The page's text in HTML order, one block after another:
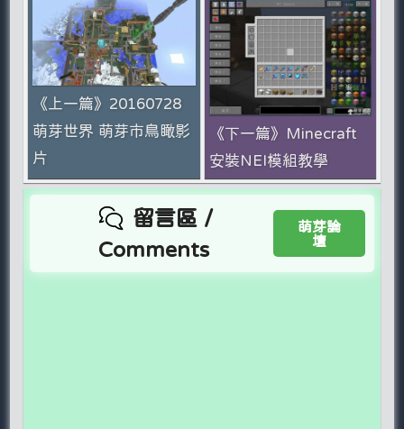
《上一篇》20160728
萌芽世界 萌芽市鳥瞰影
片
《下一篇》Minecraft
安裝NEI模組教學
留言區 /
Comments
萌芽論
壇